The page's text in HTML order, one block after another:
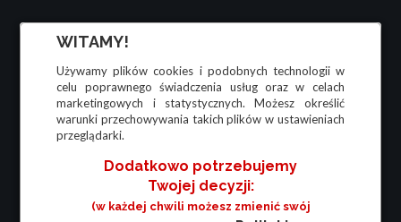
WITAMY!
Używamy plików cookies i podobnych technologii w
celu poprawnego świadczenia usług oraz w celach
marketingowych i statystycznych. Możesz określić
warunki przechowywania takich plików w ustawieniach
przeglądarki.
Dodatkowo potrzebujemy
Twojej decyzji:
(w każdej chwili możesz zmienić swój